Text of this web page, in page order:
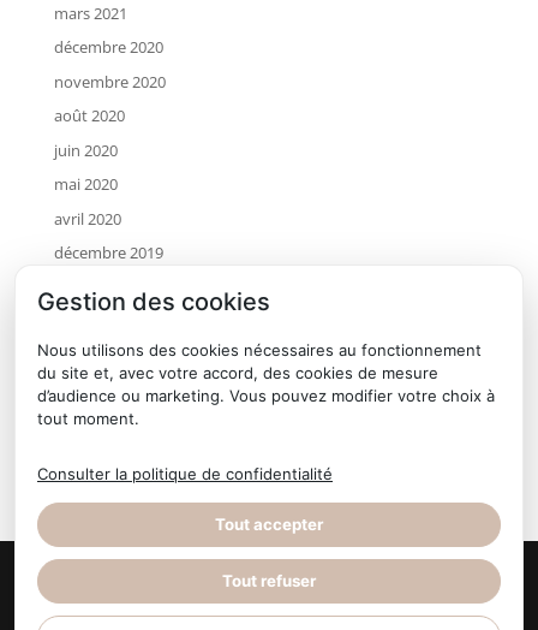
mars 2021
décembre 2020
novembre 2020
août 2020
juin 2020
mai 2020
avril 2020
décembre 2019
juillet 2019
mai 2019
avril 2019
© Terre d'Horizon Auvergne- Site réalisé par l'
Gestion des cookies
Nous utilisons des cookies nécessaires au fonctionnement
du site et, avec votre accord, des cookies de mesure
d’audience ou marketing. Vous pouvez modifier votre choix à
tout moment.
Consulter la politique de confidentialité
Tout accepter
Tout refuser